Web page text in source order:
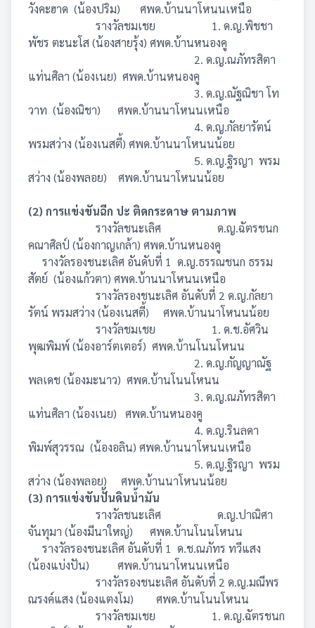
วังคะฮาด (น้องปริม) ศพด.บ้านนาโหนนเหนือ
รางวัลชมเชย 1. ด.ญ.พิชชา
พัชร ตะนะโส (น้องสายรุ้ง) ศพด.บ้านหนองคู
2. ด.ญ.ณภัทรสิตา
แท่นศิลา (น้องเนย) ศพด.บ้านหนองคู
3. ด.ญ.ณัฐณิชา โท
วาท (น้องณิชา) ศพด.บ้านนาโหนนเหนือ
4. ด.ญ.กัลยารัตน์
พรมสว่าง (น้องเนสตี้) ศพด.บ้านนาโหนนน้อย
5. ด.ญ.ฐิรญา พรม
สว่าง (น้องพลอย) ศพด.บ้านนาโหนนน้อย
(2) การแข่งขันฉีก ปะ ติดกระดาษ ตามภาพ
รางวัลชนะเลิศ ด.ญ.ฉัตรชนก
คณาศิลป์ (น้องกาญเกล้า) ศพด.บ้านหนองคู
รางวัลรองชนะเลิศ อันดับที่ 1 ด.ญ.ธรรณชนก ธรรม
สัตย์ (น้องแก้วตา) ศพด.บ้านนาโหนนเหนือ
รางวัลรองชนะเลิศ อันดับที่ 2 ด.ญ.กัลยา
รัตน์ พรมสว่าง (น้องเนสตี้) ศพด.บ้านนาโหนนน้อย
รางวัลชมเชย 1. ด.ช.อัศวิน
พุฒพิมพ์ (น้องอาร์ตเตอร์) ศพด.บ้านโนนโหนน
2. ด.ญ.กัญญาณัฐ
พลเดช (น้องมะนาว) ศพด.บ้านโนนโหนน
3. ด.ญ.ณภัทรสิตา
แท่นศิลา (น้องเนย) ศพด.บ้านหนองคู
4. ด.ญ.รินลดา
พิมพ์สุวรรณ (น้องอลิน) ศพด.บ้านนาโหนนเหนือ
5. ด.ญ.ฐิรญา พรม
สว่าง (น้องพลอย) ศพด.บ้านนาโหนนน้อย
(3) การแข่งขันปั้นดินน้ำมัน
รางวัลชนะเลิศ ด.ญ.ปาณิศา
จันทุมา (น้องมีนาใหญ่) ศพด.บ้านโนนโหนน
รางวัลรองชนะเลิศ อันดับที่ 1 ด.ช.ณภัทร ทวีแสง
(น้องแบ่งปัน) ศพด.บ้านนาโหนนเหนือ
รางวัลรองชนะเลิศ อันดับที่ 2 ด.ญ.มณีพร
ณรงค์แสง (น้องแตงโม) ศพด.บ้านโนนโหนน
รางวัลชมเชย 1. ด.ญ.ฉัตรชนก